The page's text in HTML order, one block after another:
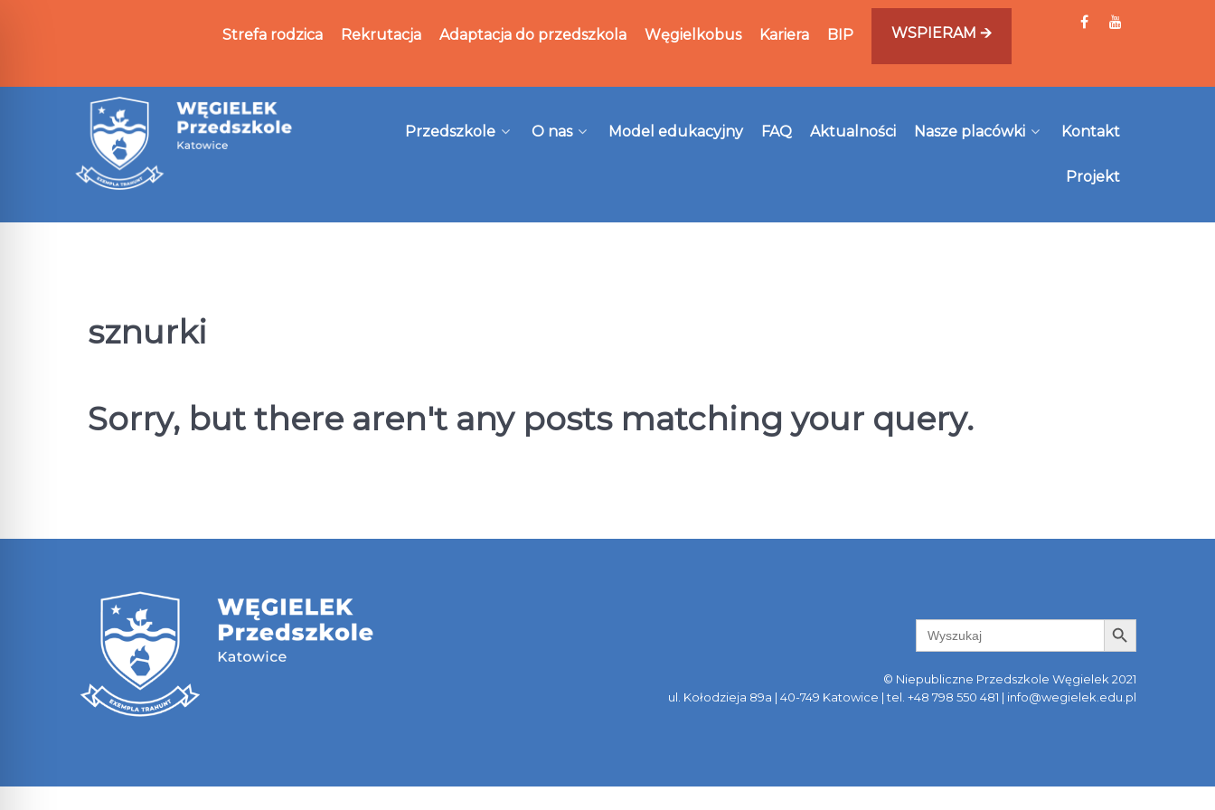
Strefa rodzica Rekrutacja Adaptacja do przedszkola Węgielkobus Kariera BIP WSPIERAM 🡪
Przedszkole O nas Model edukacyjny FAQ Aktualności Nasze placówki Kontakt
Projekt
sznurki
Sorry, but there aren't any posts matching your query.
Search
for:
Search Button
© Niepubliczne Przedszkole Węgielek 2021
ul. Kołodzieja 89a | 40-749 Katowice | tel. +48 798 550 481 | info@wegielek.edu.pl